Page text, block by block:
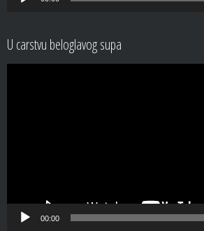
U carstvu beloglavog supa
00:00